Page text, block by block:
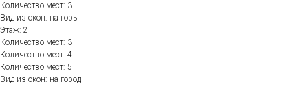
Количество мест: 3
Вид из окон: на горы
Этаж: 2
Количество мест: 3
Количество мест: 4
Количество мест: 5
Вид из окон: на город